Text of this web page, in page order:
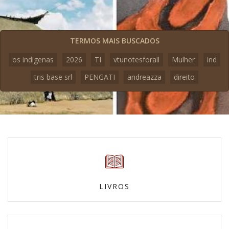
TERMOS MAIS BUSCADOS
os indigenas
2026 TI vtunotesforall Mulher
ind
tris base srl
PENGATI andreazza direito
LIVROS